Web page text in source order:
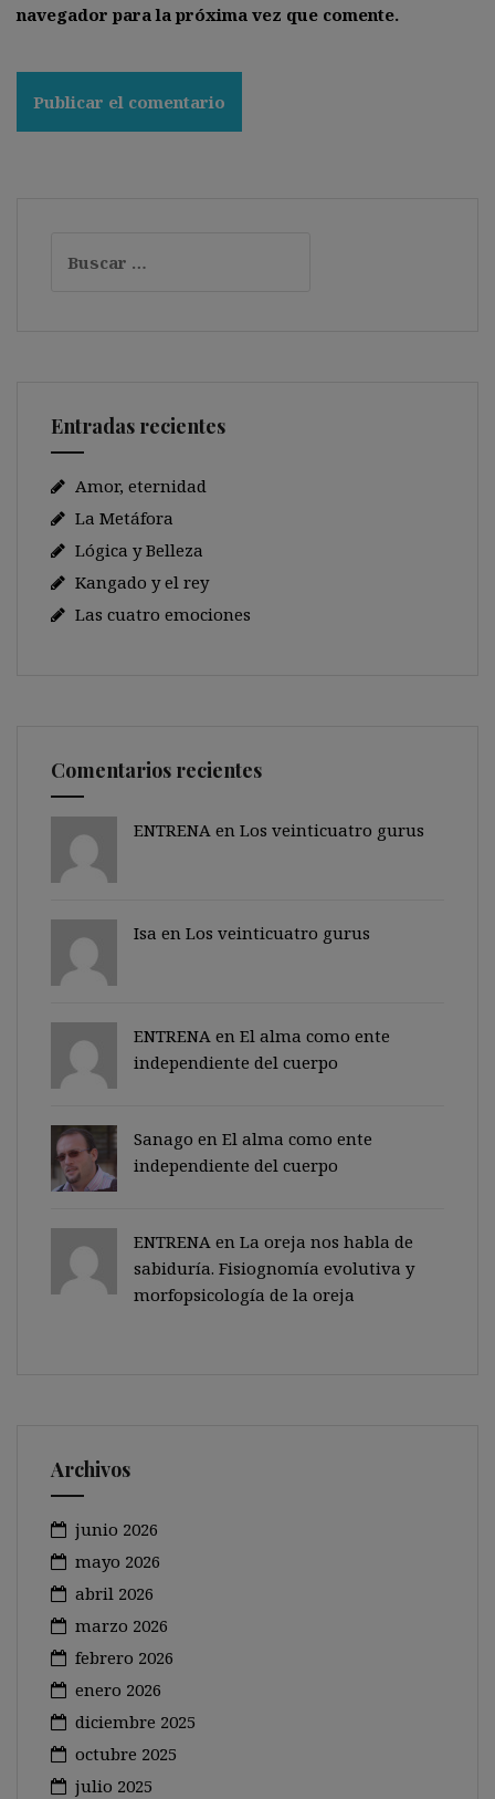
navegador para la próxima vez que comente.
Entradas recientes
Amor, eternidad
La Metáfora
Lógica y Belleza
Kangado y el rey
Las cuatro emociones
Comentarios recientes
ENTRENA en Los veinticuatro gurus
Isa en Los veinticuatro gurus
ENTRENA en El alma como ente
independiente del cuerpo
Sanago en El alma como ente
independiente del cuerpo
ENTRENA en La oreja nos habla de
sabiduría. Fisiognomía evolutiva y
morfopsicología de la oreja
Archivos
junio 2026
mayo 2026
abril 2026
marzo 2026
febrero 2026
enero 2026
diciembre 2025
octubre 2025
julio 2025